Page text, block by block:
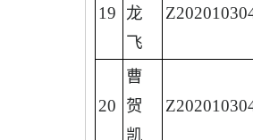
19
龙
飞
20
曹
贺
凯